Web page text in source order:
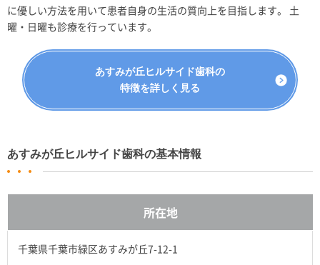
に優しい方法を用いて患者自身の生活の質向上を目指します。 土
曜・日曜も診療を行っています。
あすみが丘ヒルサイド歯科の
特徴を詳しく見る
あすみが丘ヒルサイド歯科の基本情報
所在地
千葉県千葉市緑区あすみが丘7-12-1